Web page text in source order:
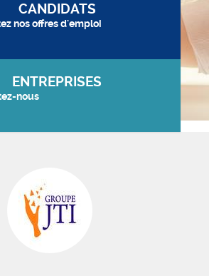
CANDIDATS
nos offres d'emploi
ENTREPRISES
nous